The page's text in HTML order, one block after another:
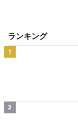
ランキング
1
2